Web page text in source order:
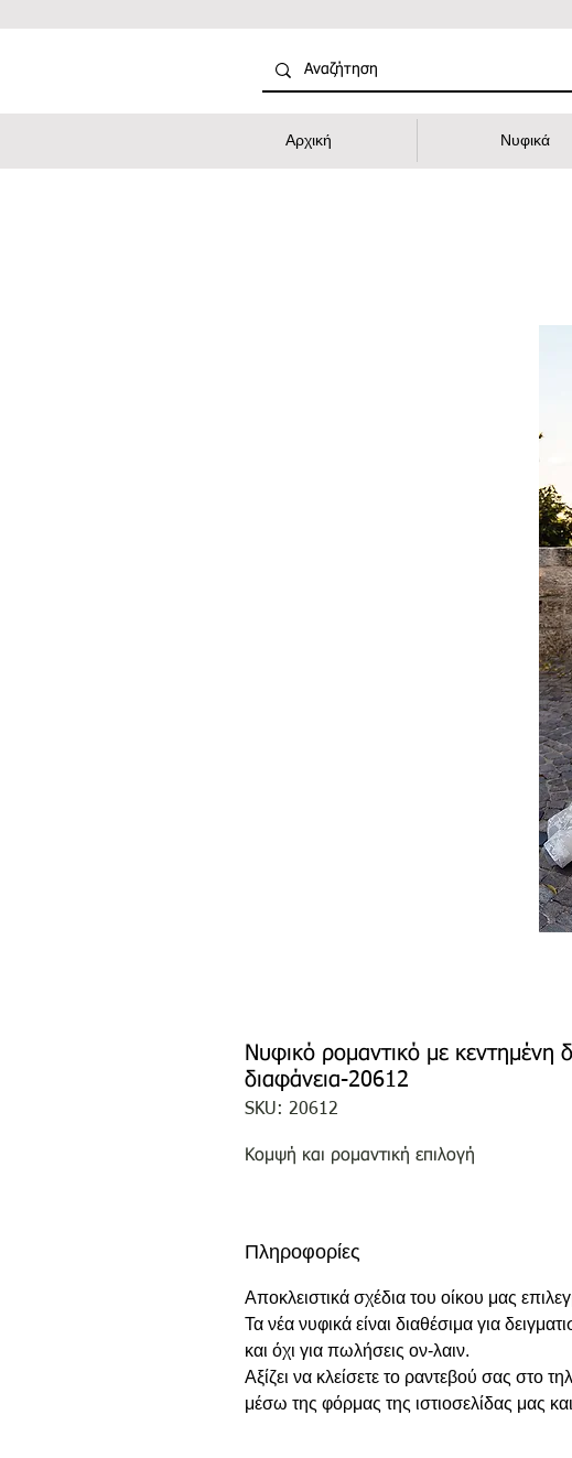
Αρχική Νυφικά
Νυφικό ρομαντικό με κεντημένη
διαφάνεια-20612
SKU: 20612
Κομψή και ρομαντική επιλογή
Πληροφορίες
Αποκλειστικά σχέδια του οίκου μας
Τα νέα νυφικά είναι διαθέσιμα για
και όχι για πωλήσεις ον-λαιν.
Αξίζει να κλείσετε το ραντεβού σας στο
μέσω της φόρμας της ιστιοσελίδας μας